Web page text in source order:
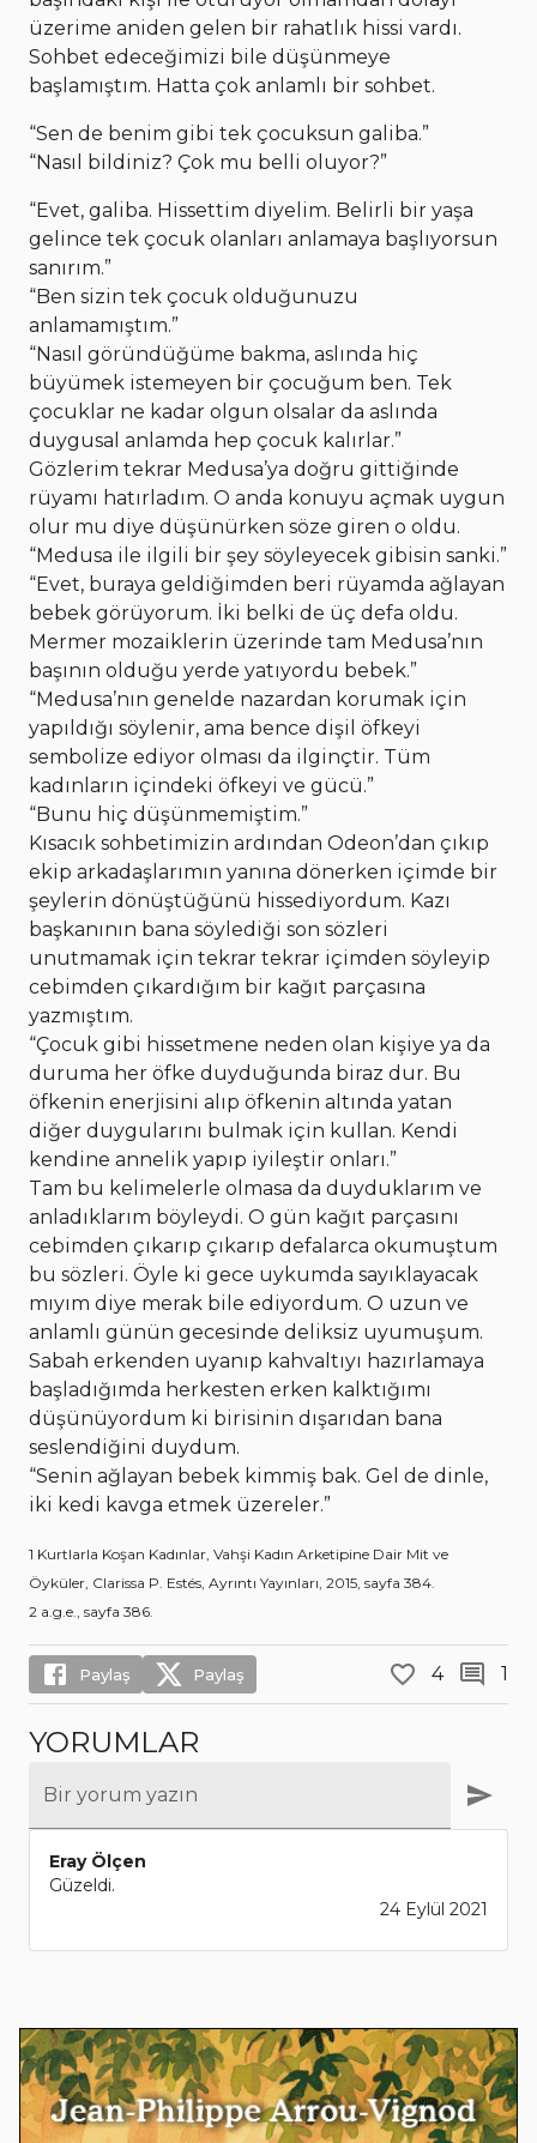
üzerime aniden gelen bir rahatlık hissi vardı.
Sohbet edeceğimizi bile düşünmeye
başlamıştım. Hatta çok anlamlı bir sohbet.
“Sen de benim gibi tek çocuksun galiba.”
“Nasıl bildiniz? Çok mu belli oluyor?”
“Evet, galiba. Hissettim diyelim. Belirli bir yaşa
gelince tek çocuk olanları anlamaya başlıyorsun
sanırım.”
“Ben sizin tek çocuk olduğunuzu
anlamamıştım.”
“Nasıl göründüğüme bakma, aslında hiç
büyümek istemeyen bir çocuğum ben. Tek
çocuklar ne kadar olgun olsalar da aslında
duygusal anlamda hep çocuk kalırlar.”
Gözlerim tekrar Medusa’ya doğru gittiğinde
rüyamı hatırladım. O anda konuyu açmak uygun
olur mu diye düşünürken söze giren o oldu.
“Medusa ile ilgili bir şey söyleyecek gibisin sanki.”
“Evet, buraya geldiğimden beri rüyamda ağlayan
bebek görüyorum. İki belki de üç defa oldu.
Mermer mozaiklerin üzerinde tam Medusa’nın
başının olduğu yerde yatıyordu bebek.”
“Medusa’nın genelde nazardan korumak için
yapıldığı söylenir, ama bence dişil öfkeyi
sembolize ediyor olması da ilginçtir. Tüm
kadınların içindeki öfkeyi ve gücü.”
“Bunu hiç düşünmemiştim.”
Kısacık sohbetimizin ardından Odeon’dan çıkıp
ekip arkadaşlarımın yanına dönerken içimde bir
şeylerin dönüştüğünü hissediyordum. Kazı
başkanının bana söylediği son sözleri
unutmamak için tekrar tekrar içimden söyleyip
cebimden çıkardığım bir kağıt parçasına
yazmıştım.
“Çocuk gibi hissetmene neden olan kişiye ya da
duruma her öfke duyduğunda biraz dur. Bu
öfkenin enerjisini alıp öfkenin altında yatan
diğer duygularını bulmak için kullan. Kendi
kendine annelik yapıp iyileştir onları.”
Tam bu kelimelerle olmasa da duyduklarım ve
anladıklarım böyleydi. O gün kağıt parçasını
cebimden çıkarıp çıkarıp defalarca okumuştum
bu sözleri. Öyle ki gece uykumda sayıklayacak
mıyım diye merak bile ediyordum. O uzun ve
anlamlı günün gecesinde deliksiz uyumuşum.
Sabah erkenden uyanıp kahvaltıyı hazırlamaya
başladığımda herkesten erken kalktığımı
düşünüyordum ki birisinin dışarıdan bana
seslendiğini duydum.
“Senin ağlayan bebek kimmiş bak. Gel de dinle,
iki kedi kavga etmek üzereler.”
1 Kurtlarla Koşan Kadınlar, Vahşi Kadın Arketipine Dair Mit ve
Öyküler, Clarissa P. Estés, Ayrıntı Yayınları, 2015, sayfa 384.
2 a.g.e., sayfa 386.
Paylaş Paylaş 4 1
YORUMLAR
Bir yorum yazın
Eray Ölçen
Güzeldi.
24 Eylül 2021